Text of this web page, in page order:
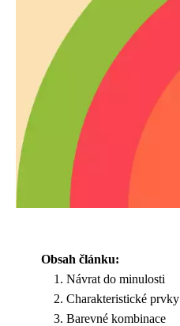
Obsah článku:
Návrat do minulosti
Charakteristické prvky
Barevné kombinace